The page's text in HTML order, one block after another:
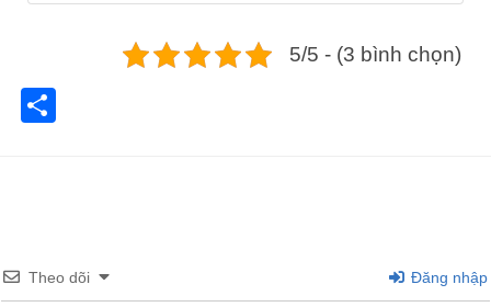
5/5 - (3 bình chọn)
Theo dõi Đăng nhập